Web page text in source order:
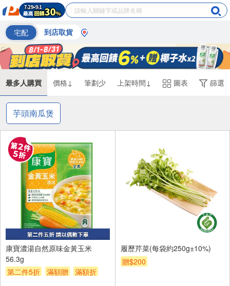
宅配 到店取貨
最多人購買 價格↓ 筆劃少 上架時間↓ 圖表 篩選
芋頭南瓜煲
康寶濃湯自然原味金黃玉米
56.3g
第二件5折
滿額贈
滿額折
履歷芹菜(每袋約250g±10%)
贈$200